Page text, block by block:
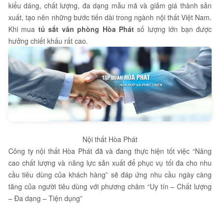
kiểu dáng, chất lượng, đa dạng mẫu mã và giảm giá thành sản
xuất, tạo nên những bước tiến dài trong ngành nội thất Việt Nam.
Khi mua tủ sắt văn phòng Hòa Phátsố lượng lớn bạn được
hưởng chiết khấu rất cao.
Nội thất Hòa Phát
Công ty nội thất Hòa Phát đã và đang thực hiện tốt việc “Nâng
cao chất lượng và năng lực sản xuất để phục vụ tối đa cho nhu
cầu tiêu dùng của khách hàng” sẽ đáp ứng nhu cầu ngày càng
tăng của người tiêu dùng với phương châm “Uy tín – Chất lượng
– Đa dạng – Tiện dụng”